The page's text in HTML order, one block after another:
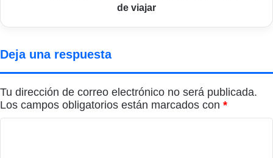
de viajar
Deja una respuesta
Tu dirección de correo electrónico no será publicada.
Los campos obligatorios están marcados con *